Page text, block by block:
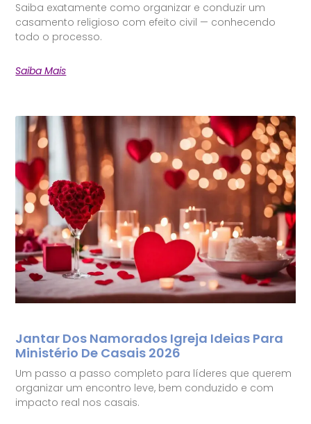
Saiba exatamente como organizar e conduzir um
casamento religioso com efeito civil — conhecendo
todo o processo.
Saiba Mais
Jantar Dos Namorados Igreja Ideias Para
Ministério De Casais 2026
Um passo a passo completo para líderes que querem
organizar um encontro leve, bem conduzido e com
impacto real nos casais.